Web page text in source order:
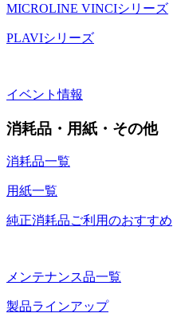
MICROLINE VINCIシリーズ
PLAVIシリーズ
イベント情報
消耗品・用紙・その他
消耗品一覧
用紙一覧
純正消耗品ご利用のおすすめ
メンテナンス品一覧
製品ラインアップ